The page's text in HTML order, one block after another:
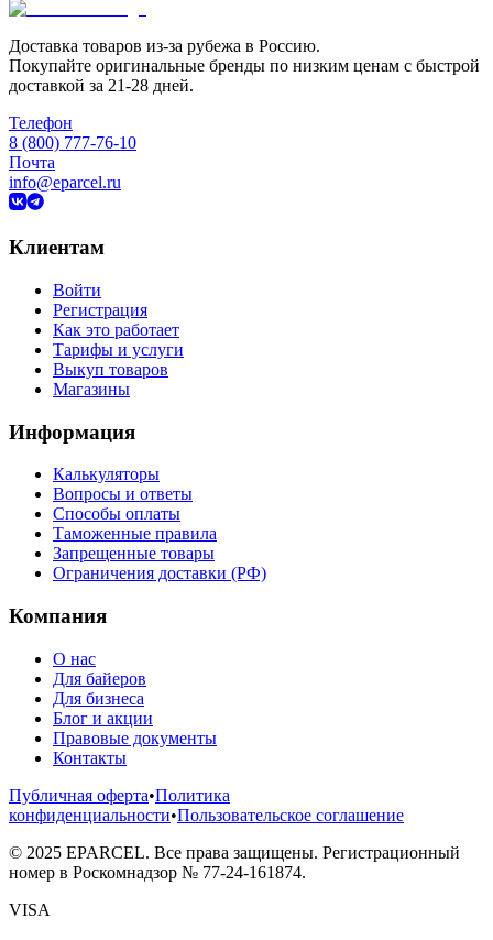
Доставка товаров из-за рубежа в Россию.
Покупайте оригинальные бренды по низким ценам с быстрой
доставкой за 21-28 дней.
Телефон
8 (800) 777-76-10
Почта
info@eparcel.ru
Клиентам
Войти
Регистрация
Как это работает
Тарифы и услуги
Выкуп товаров
Магазины
Информация
Калькуляторы
Вопросы и ответы
Способы оплаты
Таможенные правила
Запрещенные товары
Ограничения доставки (РФ)
Компания
О нас
Для байеров
Для бизнеса
Блог и акции
Правовые документы
Контакты
Публичная оферта•Политика
конфиденциальности•Пользовательское соглашение
© 2025 EPARCEL. Все права защищены. Регистрационный
номер в Роскомнадзор № 77-24-161874.
VISA